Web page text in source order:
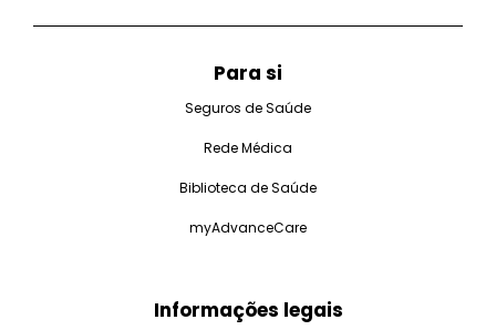
Para si
Seguros de Saúde
Rede Médica
Biblioteca de Saúde
myAdvanceCare
Informações legais